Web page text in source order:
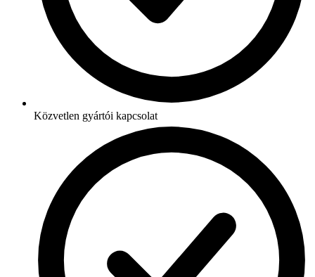
Közvetlen gyártói kapcsolat